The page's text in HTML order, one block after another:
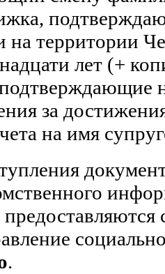
на территории
лет (+
за
на имя
.